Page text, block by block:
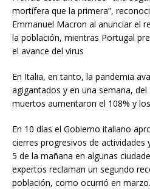
mortífera que la primera”,
Emmanuel Macron al anunciar el
la población, mientras Portugal
el avance del virus
En Italia, en tanto, la pandemia
agigantados y en una semana,
muertos aumentaron el 108% y
En 10 días el Gobierno italiano
cierres progresivos de actividades
5 de la mañana en algunas
expertos reclaman un segundo
población, como ocurrió en marzo.